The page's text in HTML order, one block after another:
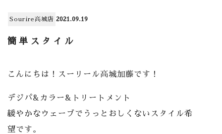
Sourire高城店 2021.09.19
簡単スタイル
こんにちは！スーリール高城加藤です！
デジパ&カラー&トリートメント
緩やかなウェーブでうっとおしくないスタイル希
望です。